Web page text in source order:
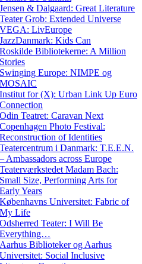
Jensen & Dalgaard: Great Literature
Teater Grob: Extended Universe
VEGA: LivEurope
JazzDanmark: Kids Can
Roskilde Bibliotekerne: A Million
Stories
Swinging Europe: NIMPE og
MOSAIC
Institut for (X): Urban Link Up Euro
Connection
Odin Teatret: Caravan Next
Copenhagen Photo Festival:
Reconstruction of Identities
Teatercentrum i Danmark: T.E.E.N.
– Ambassadors across Europe
Teaterværkstedet Madam Bach:
Small Size, Performing Arts for
Early Years
Københavns Universitet: Fabric of
My Life
Odsherred Teater: I Will Be
Everything…
Aarhus Biblioteker og Aarhus
Universitet: Social Inclusive